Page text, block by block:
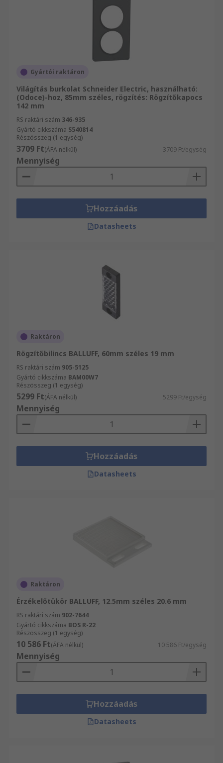
Gyártói raktáron
Világítás burkolat Schneider Electric, használható:
(Odoce)-hoz, 85mm széles, rögzítés: Rögzítőkapocs
142 mm
RS raktári szám 346-935
Gyártó cikkszáma S540814
Részösszeg (1 egység)
3709 Ft(ÁFA nélkül) 3709 Ft/egység
Mennyiség
Hozzáadás
Datasheets
Raktáron
Rögzítőbilincs BALLUFF, 60mm széles 19 mm
RS raktári szám 905-5125
Gyártó cikkszáma BAM00W7
Részösszeg (1 egység)
5299 Ft(ÁFA nélkül) 5299 Ft/egység
Mennyiség
Hozzáadás
Datasheets
Raktáron
Érzékelőtükör BALLUFF, 12.5mm széles 20.6 mm
RS raktári szám 902-7644
Gyártó cikkszáma BOS R-22
Részösszeg (1 egység)
10 586 Ft(ÁFA nélkül) 10 586 Ft/egység
Mennyiség
Hozzáadás
Datasheets